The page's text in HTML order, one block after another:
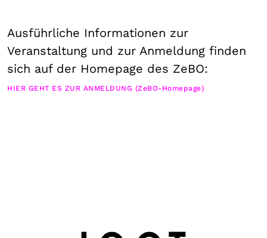
Ausführliche Informationen zur
Veranstaltung und zur Anmeldung finden
sich auf der Homepage des ZeBO:
HIER GEHT ES ZUR ANMELDUNG (ZeBO-Homepage)